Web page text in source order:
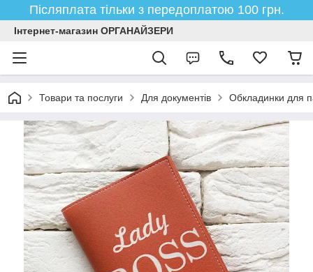
Післяплата тільки з передоплатою 100 грн.
Інтернет-магазин ОРГАНАЙЗЕРИ
Товари та послуги Для документів Обкладинки для